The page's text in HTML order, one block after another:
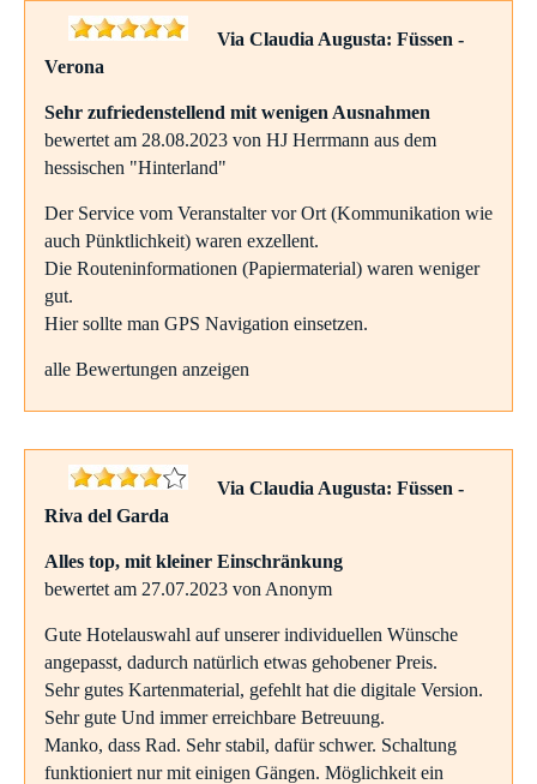
Via Claudia Augusta: Füssen -
Verona
Sehr zufriedenstellend mit wenigen Ausnahmen
bewertet am 28.08.2023 von HJ Herrmann aus dem
hessischen "Hinterland"
Der Service vom Veranstalter vor Ort (Kommunikation wie
auch Pünktlichkeit) waren exzellent.
Die Routeninformationen (Papiermaterial) waren weniger
gut.
Hier sollte man GPS Navigation einsetzen.
alle Bewertungen anzeigen
Via Claudia Augusta: Füssen -
Riva del Garda
Alles top, mit kleiner Einschränkung
bewertet am 27.07.2023 von Anonym
Gute Hotelauswahl auf unserer individuellen Wünsche
angepasst, dadurch natürlich etwas gehobener Preis.
Sehr gutes Kartenmaterial, gefehlt hat die digitale Version.
Sehr gute Und immer erreichbare Betreuung.
Manko, dass Rad. Sehr stabil, dafür schwer. Schaltung
funktioniert nur mit einigen Gängen. Möglichkeit ein